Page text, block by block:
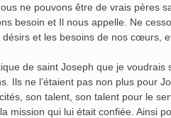
ne pouvons être de vrais pères
besoin et Il nous appelle. Ne
et les besoins de nos cœurs,
de saint Joseph que je
Ils ne l’étaient pas non plus pour
son talent, son talent pour le
mission qui lui était confiée. Ainsi